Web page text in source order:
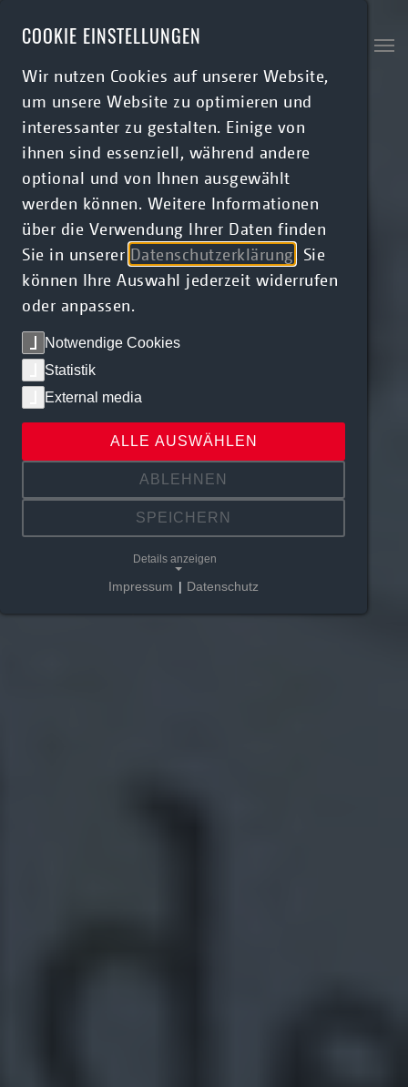
COOKIE EINSTELLUNGEN
Wir nutzen Cookies auf unserer Website,
um unsere Website zu optimieren und
interessanter zu gestalten. Einige von
ihnen sind essenziell, während andere
optional und von Ihnen ausgewählt
werden können. Weitere Informationen
über die Verwendung Ihrer Daten finden
Sie in unserer Datenschutzerklärung . Sie
können Ihre Auswahl jederzeit widerrufen
oder anpassen.
Notwendige Cookies
Statistik
External media
ALLE AUSWÄHLEN
ABLEHNEN
SPEICHERN
Details anzeigen
Impressum | Datenschutz